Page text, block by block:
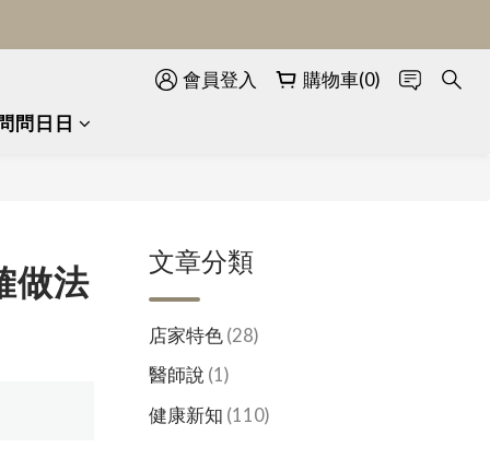
會員登入
購物車(0)
問日日
做法 文章分類
店家特色(28)
醫師說 (1)
健康新知 (110)